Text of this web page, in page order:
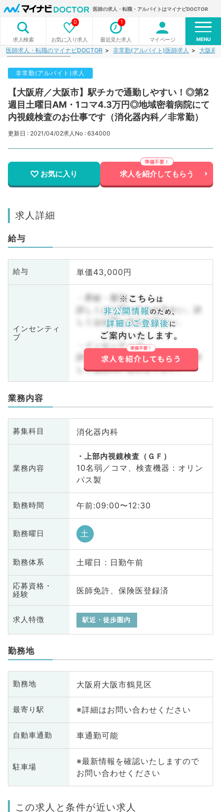
医師の求人・転職・アルバイトはマイナビDOCTOR
求人検索 お気に入り求人
0
最近見た求人
1
マイページ MENU
医師求人・転職のマイナビDOCTOR 非常勤(アルバイト)医師求人 大阪府
非常勤(アルバイト)求人
【大阪府／大阪市】駅チカで通勤しやすい！◎第2
週目土曜日AM・1コマ4.3万円◎地域密着病院にて
内視鏡検査のお仕事です（消化器内科／非常勤）
更新日 : 2021/04/02求人No : 634000
お気に入り 求人を紹介してもらう
求人詳細
給与
給与 単価43,000円
インセンティ
ブ
・昇給・賞与
詳しくはお問い合わせ下さい。詳
しくはお問い合わせ下さい。
・インセンティブ
詳しくはお問い合わせ下さい。詳
しくはお問い合わせ下さい。
業務内容
募集科目 消化器内科
業務内容
上部内視鏡検査（ＧＦ）
10名弱／コマ、検査機器：オリン
パス製
勤務時間 午前:09:00〜12:30
勤務曜日 土
勤務体系 土曜日 : 日勤午前
応募資格・
経験
医師免許、保険医登録済
求人特徴 駅近・徒歩圏内
勤務地
勤務地 大阪府大阪市鶴見区
最寄り駅 ※詳細はお問い合わせください
自動車通勤 車通勤可能
駐車場
※最新情報を確認いたしますので
お問い合わせください
この求人と条件が近い求人